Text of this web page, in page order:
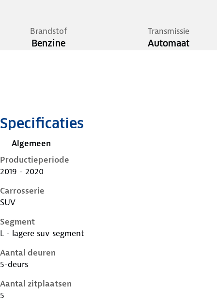
Brandstof
Benzine
Transmissie
Automaat
Specificaties
Algemeen
Productieperiode
2019 - 2020
Carrosserie
SUV
Segment
L - lagere suv segment
Aantal deuren
5-deurs
Aantal zitplaatsen
5